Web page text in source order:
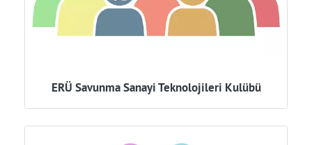
ERÜ Savunma Sanayi Teknolojileri Kulübü